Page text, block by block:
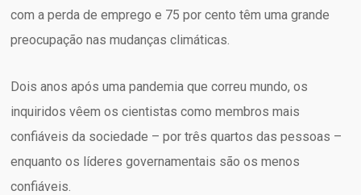
com a perda de emprego e 75 por cento têm uma grande
preocupação nas mudanças climáticas.
Dois anos após uma pandemia que correu mundo, os
inquiridos vêem os cientistas como membros mais
confiáveis ​​da sociedade – por três quartos das pessoas –
enquanto os líderes governamentais são os menos
confiáveis.